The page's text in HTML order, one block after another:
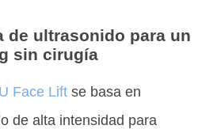
de ultrasonido para un
sin cirugía
Face Lift se basa en
de alta intensidad para